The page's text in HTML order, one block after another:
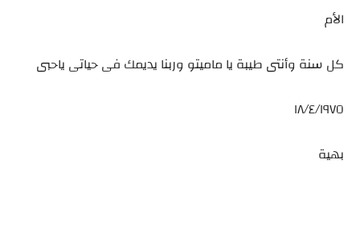
الأم
كل سنة وأنتى طيبة يا ماميتو وربنا يديمك فى حياتى ياحبى
١٨/٤/١٩٧٥
بهية